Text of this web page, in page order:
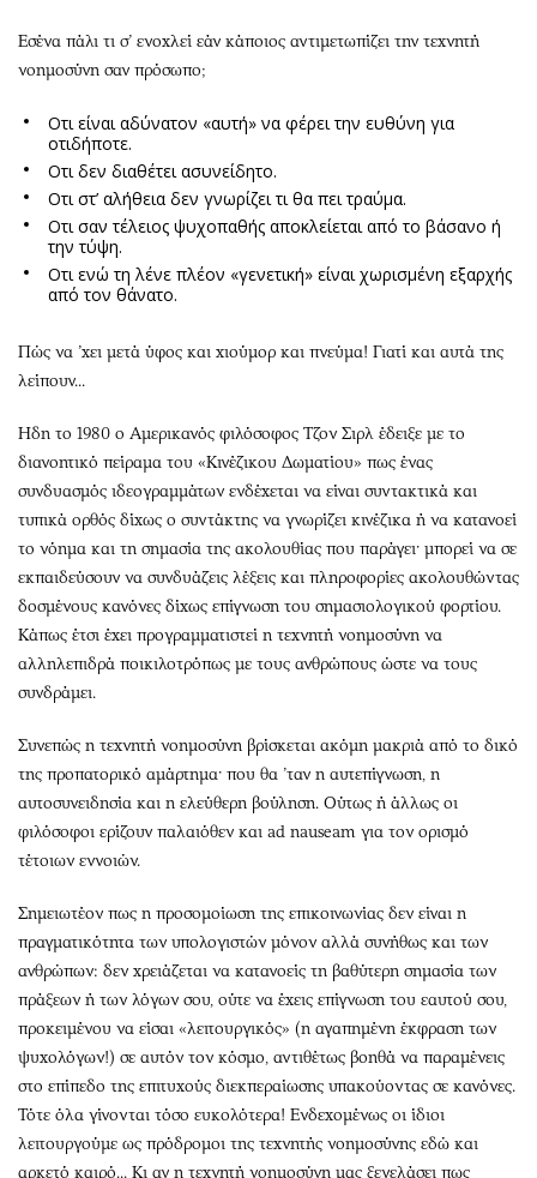
Εσένα πάλι τι σ’ ενοχλεί εάν κάποιος αντιμετωπίζει την τεχνητή
νοημοσύνη σαν πρόσωπο;
Οτι είναι αδύνατον «αυτή» να φέρει την ευθύνη για
οτιδήποτε.
Oτι δεν διαθέτει ασυνείδητο.
Oτι στ’ αλήθεια δεν γνωρίζει τι θα πει τραύμα.
Oτι σαν τέλειος ψυχοπαθής αποκλείεται από το βάσανο ή
την τύψη.
Oτι ενώ τη λένε πλέον «γενετική» είναι χωρισμένη εξαρχής
από τον θάνατο.
Πώς να ’χει μετά ύφος και χιούμορ και πνεύμα! Γιατί και αυτά της
λείπουν...
Hδη το 1980 ο Αμερικανός φιλόσοφος Τζον Σιρλ έδειξε με το
διανοητικό πείραμα του «Κινέζικου Δωματίου» πως ένας
συνδυασμός ιδεογραμμάτων ενδέχεται να είναι συντακτικά και
τυπικά ορθός δίχως ο συντάκτης να γνωρίζει κινέζικα ή να κατανοεί
το νόημα και τη σημασία της ακολουθίας που παράγει· μπορεί να σε
εκπαιδεύσουν να συνδυάζεις λέξεις και πληροφορίες ακολουθώντας
δοσμένους κανόνες δίχως επίγνωση του σημασιολογικού φορτίου.
Κάπως έτσι έχει προγραμματιστεί η τεχνητή νοημοσύνη να
αλληλεπιδρά ποικιλοτρόπως με τους ανθρώπους ώστε να τους
συνδράμει.
Συνεπώς η τεχνητή νοημοσύνη βρίσκεται ακόμη μακριά από το δικό
της προπατορικό αμάρτημα· που θα ’ταν η αυτεπίγνωση, η
αυτοσυνειδησία και η ελεύθερη βούληση. Ούτως ή άλλως οι
φιλόσοφοι ερίζουν παλαιόθεν και ad nauseam για τον ορισμό
τέτοιων εννοιών.
Σημειωτέον πως η προσομοίωση της επικοινωνίας δεν είναι η
πραγματικότητα των υπολογιστών μόνον αλλά συνήθως και των
ανθρώπων: δεν χρειάζεται να κατανοείς τη βαθύτερη σημασία των
πράξεων ή των λόγων σου, ούτε να έχεις επίγνωση του εαυτού σου,
προκειμένου να είσαι «λειτουργικός» (η αγαπημένη έκφραση των
ψυχολόγων!) σε αυτόν τον κόσμο, αντιθέτως βοηθά να παραμένεις
στο επίπεδο της επιτυχούς διεκπεραίωσης υπακούοντας σε κανόνες.
Τότε όλα γίνονται τόσο ευκολότερα! Ενδεχομένως οι ίδιοι
λειτουργούμε ως πρόδρομοι της τεχνητής νοημοσύνης εδώ και
αρκετό καιρό... Κι αν η τεχνητή νοημοσύνη μας ξεγελάσει πως